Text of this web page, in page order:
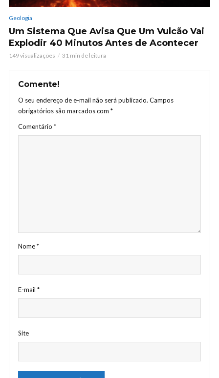
Geologia
Um Sistema Que Avisa Que Um Vulcão Vai
Explodir 40 Minutos Antes de Acontecer
149 visualizações 31 min de leitura
Comente!
O seu endereço de e-mail não será publicado. Campos
obrigatórios são marcados com *
Comentário *
Nome*
E-mail *
Site